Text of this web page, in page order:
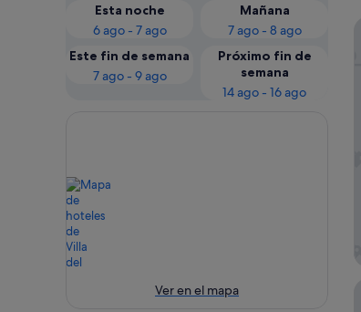
Esta noche
6 ago - 7 ago
Mañana
7 ago - 8 ago
Este fin de semana
7 ago - 9 ago
Próximo fin de
semana
14 ago - 16 ago
Ver en el mapa